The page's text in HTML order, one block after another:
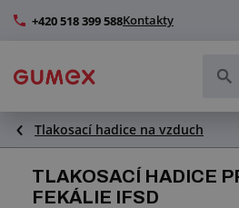
+420 518 399 588Kontakty
Hadice a jejich kompletace
Profily a výroba těsnění
Tlakosací hadice na vzduch
TLAKOSACÍ HADICE
FEKÁLIE IFSD